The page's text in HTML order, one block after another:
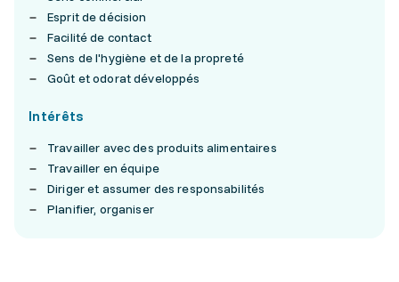
Esprit de décision
Facilité de contact
Sens de l'hygiène et de la propreté
Goût et odorat développés
Intérêts
Travailler avec des produits alimentaires
Travailler en équipe
Diriger et assumer des responsabilités
Planifier, organiser